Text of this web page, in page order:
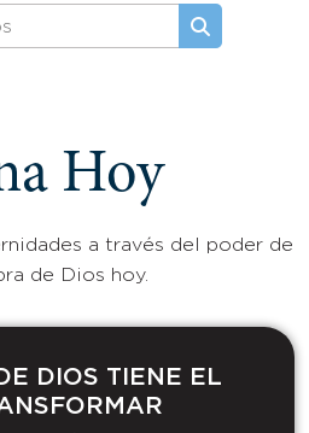
Hoy
a través del poder de
de Dios hoy.
DIOS TIENE EL